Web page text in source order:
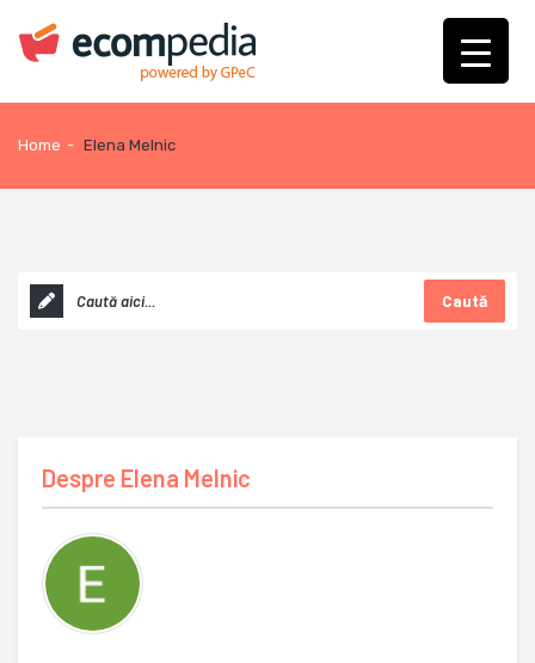
Home - Elena Melnic
Caută
Despre Elena Melnic